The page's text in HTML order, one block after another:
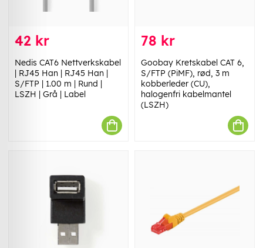
42 kr
Nedis CAT6 Nettverkskabel
| RJ45 Han | RJ45 Han |
S/FTP | 1.00 m | Rund |
LSZH | Grå | Label
78 kr
Goobay Kretskabel CAT 6,
S/FTP (PiMF), rød, 3 m
kobberleder (CU),
halogenfri kabelmantel
(LSZH)